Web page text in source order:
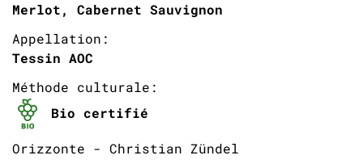
Merlot, Cabernet Sauvignon
Appellation:
Tessin AOC
Méthode culturale:
Bio certifié
Orizzonte - Christian Zündel